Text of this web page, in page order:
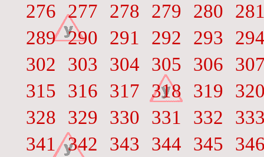
276 277 278 279 280
289 290 291 292 293
302
303 304 305 306
315
316 317 318 319
328
329 330 331 332
341
342 343 344 345